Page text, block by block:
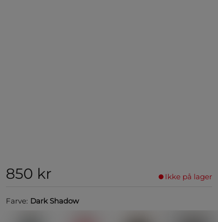
850 kr Ikke på lager
Farve: Dark Shadow